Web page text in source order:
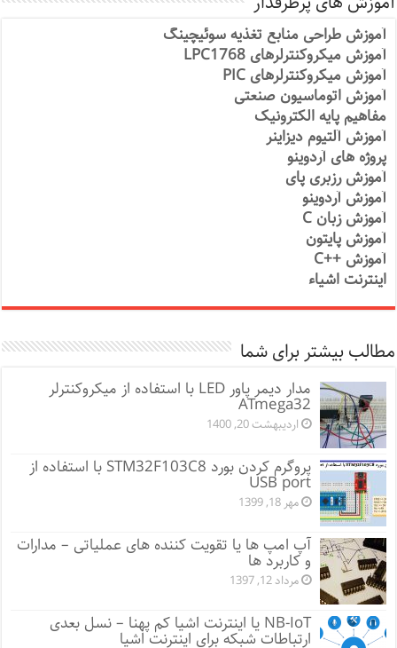
آموزش طراحی منابع تغذیه سوئیچینگ
آموزش میکروکنترلرهای LPC1768
آموزش میکروکنترلرهای PIC
آموزش اتوماسیون صنعتی
مفاهیم پایه الکترونیک
آموزش آلتیوم دیزاینر
پروژه های آردوینو
آموزش رزبری پای
آموزش آردوینو
آموزش زبان C
آموزش پایتون
آموزش ++C
اینترنت اشیاء
مطالب بیشتر برای شما
مدار دیمر پاور LED با استفاده از میکروکنترلر
ATmega32
اردیبهشت 20, 1400
پروگرم کردن بورد STM32F103C8 با استفاده از
USB port
مهر 18, 1399
آپ امپ ها یا تقویت کننده های عملیاتی – مدارات
و کاربرد ها
مرداد 12, 1397
NB-IoT یا اینترنت اشیا کم پهنا – نسل بعدی
ارتباطات شبکه برای اینترنت اشیا